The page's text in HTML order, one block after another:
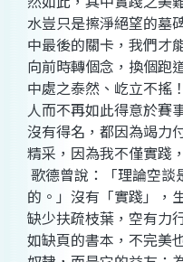
水豈只是擦淨絕望的墓
中最後的關卡，我們才
向前時轉個念，換個跑
中處之泰然、屹立不搖
人而不再如此得意於賽
沒有得名，都因為竭力
精采，因為我不僅實踐
歌德曾說：「理論空談
的。」沒有「實踐」，
缺少扶疏枝葉，空有力
如缺頁的書本，不完美